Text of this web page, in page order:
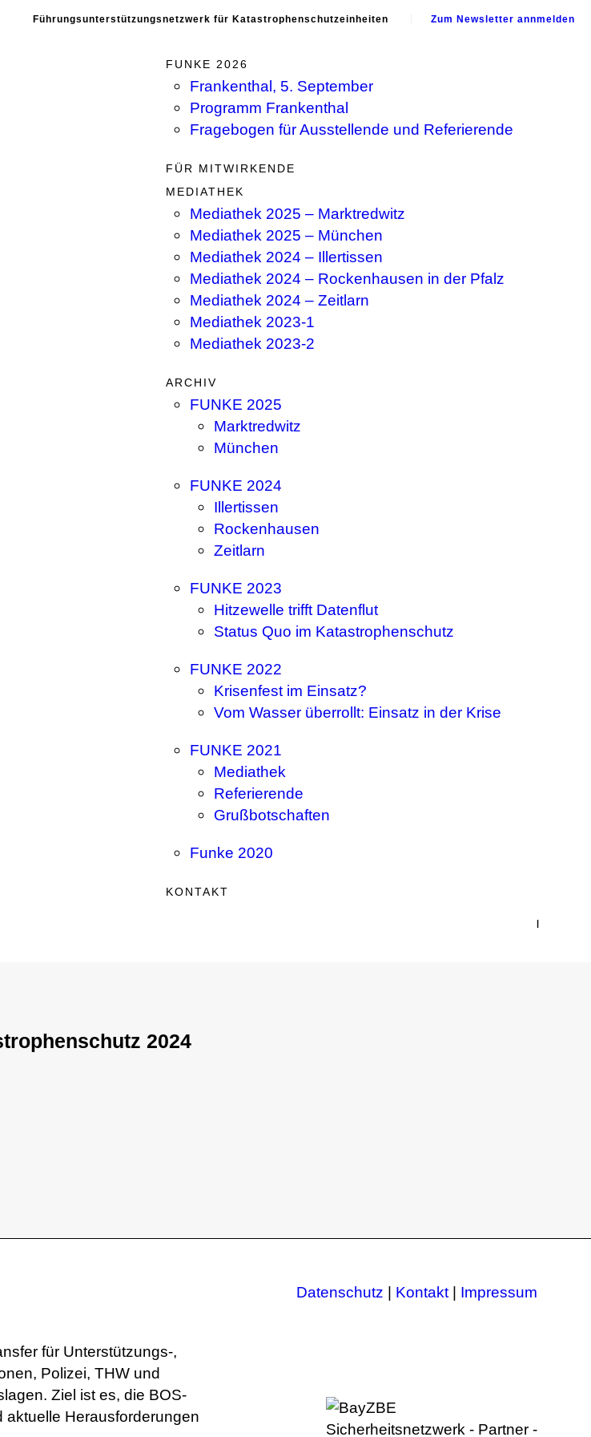
Führungsunterstützungsnetzwerk für Katastrophenschutzeinheiten Zum Newsletter annmelden
FUNKE 2026
Frankenthal, 5. September
Programm Frankenthal
Fragebogen für Ausstellende und Referierende
FÜR MITWIRKENDE
MEDIATHEK
Mediathek 2025 – Marktredwitz
Mediathek 2025 – München
Mediathek 2024 – Illertissen
Mediathek 2024 – Rockenhausen in der Pfalz
Mediathek 2024 – Zeitlarn
Mediathek 2023-1
Mediathek 2023-2
ARCHIV
FUNKE 2025
Marktredwitz
München
FUNKE 2024
Illertissen
Rockenhausen
Zeitlarn
FUNKE 2023
Hitzewelle trifft Datenflut
Status Quo im Katastrophenschutz
FUNKE 2022
Krisenfest im Einsatz?
Vom Wasser überrollt: Einsatz in der Krise
FUNKE 2021
Mediathek
Referierende
Grußbotschaften
Funke 2020
KONTAKT
|
2024
für Unterstützungs-,
Polizei, THW und
Ziel ist es, die BOS-
Herausforderungen
Datenschutz | Kontakt| Impressum